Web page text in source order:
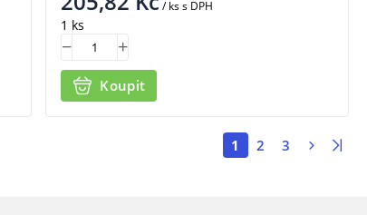
/ kss DPH
1 ks
Koupit
1 2 3